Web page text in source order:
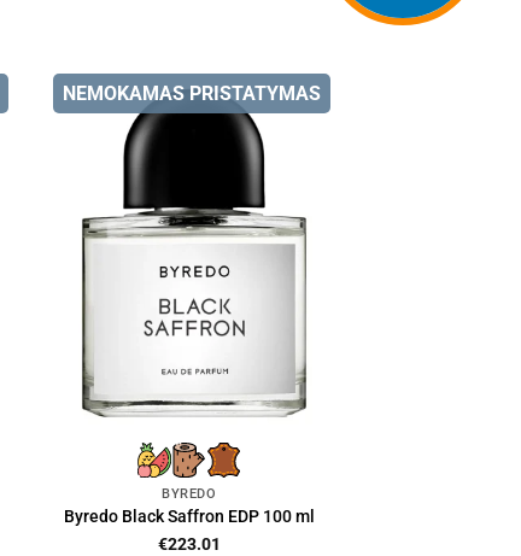
NEMOKAMAS PRISTATYMAS
BYREDO
Byredo Black Saffron EDP 100 ml
€223.01